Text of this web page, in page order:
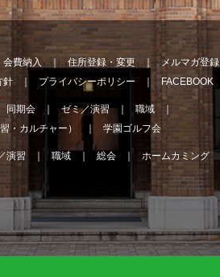
会費納入 住所登録・変更 メルマガ登録
針 プライバシーポリシー FACEBOOK
同期会 ゼミ／演習
職域
・カルチャー）
学園ゴルフ会
演習 職域 総会 ホームカミング